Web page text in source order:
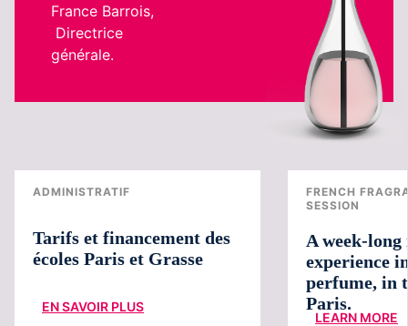
France Barrois,
Directrice
générale.
ADMINISTRATIF
Tarifs et financement des
écoles Paris et Grasse
EN SAVOIR PLUS
FRENCH
SESSION
A week-
experience
perfume, in
Paris.
LEARN MORE